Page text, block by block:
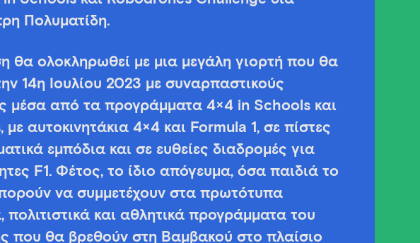
Πολυματίδη.
θα ολοκληρωθεί με μια μεγάλη γιορτή που θα
14η Ιουλίου 2023 με συναρπαστικούς
μέσα από τα προγράμματα 4×4 in Schools και
με αυτοκινητάκια 4×4 και Formula 1, σε πίστες
εμπόδια και σε ευθείες διαδρομές για
F1. Φέτος, το ίδιο απόγευμα, όσα παιδιά το
να συμμετέχουν στα πρωτότυπα
πολιτιστικά και αθλητικά προγράμματα του
που θα βρεθούν στη Βαμβακού στο πλαίσιο